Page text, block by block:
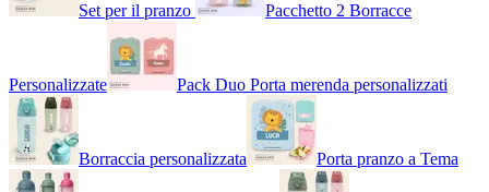
Set per il pranzo Pacchetto 2 Borracce
Personalizzate Pack Duo Porta merenda personalizzati
Borraccia personalizzata Porta pranzo a Tema